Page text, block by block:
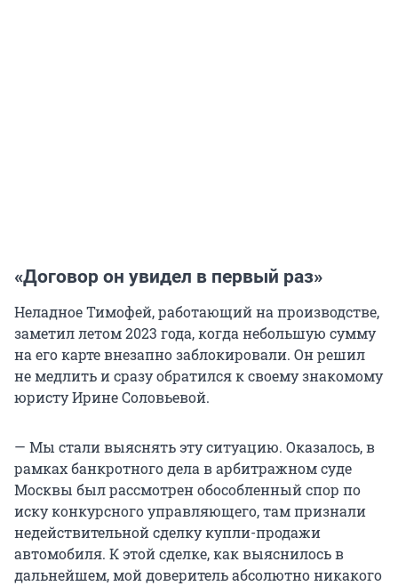
«Договор он увидел в первый раз»
Неладное Тимофей, работающий на производстве,
заметил летом 2023 года, когда небольшую сумму
на его карте внезапно заблокировали. Он решил
не медлить и сразу обратился к своему знакомому
юристу Ирине Соловьевой.
— Мы стали выяснять эту ситуацию. Оказалось, в
рамках банкротного дела в арбитражном суде
Москвы был рассмотрен обособленный спор по
иску конкурсного управляющего, там признали
недействительной сделку купли-продажи
автомобиля. К этой сделке, как выяснилось в
дальнейшем, мой доверитель абсолютно никакого